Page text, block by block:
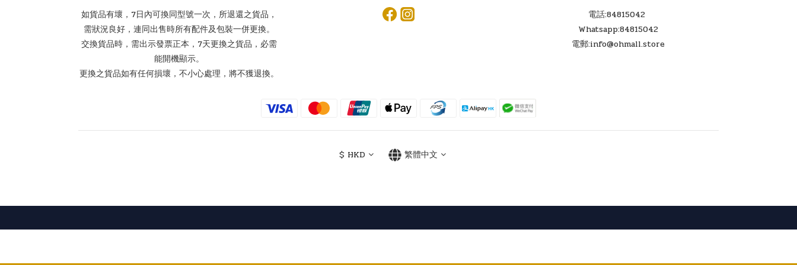
如貨品有壞，7日內可換同型號一次，所退還之貨品，
需狀況良好，連同出售時所有配件及包裝一併更換。
交換貨品時，需出示發票正本，7天更換之貨品，必需
能開機顯示。
更換之貨品如有任何損壞，不小心處理，將不獲退換。
電話:84815042
Whatsapp:84815042
電郵:info@ohmall.store
$ HKD 繁體中文